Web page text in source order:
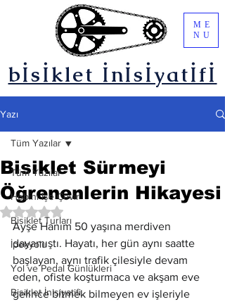
bİsİklet İnİsİyatİfİ
ME
NU
Yazı
Tüm Yazılar
Hobini İşe Çevir
Bisiklet Turları
İpekyolu
Yol ve Pedal Günlükleri
Bisiklet İnisiyatifi
Tüm Yazılar
Bisiklet Sürmeyi
Öğrenenlerin Hikayesi
5 üzerinden NaN yıldız
Ayşe Hanım 50 yaşına merdiven
dayamıştı. Hayatı, her gün aynı saatte
başlayan, aynı trafik çilesiyle devam
eden, ofiste koşturmaca ve akşam eve
gelince bitmek bilmeyen ev işleriyle